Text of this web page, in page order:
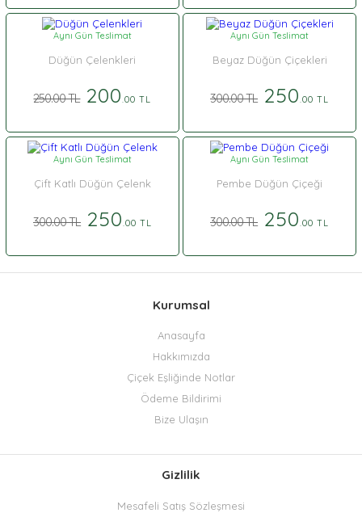
Aynı Gün Teslimat
Düğün Çelenkleri
250.00 TL200 .00 TL
Aynı Gün Teslimat
Beyaz Düğün Çiçekleri
300.00 TL 250 .00 TL
Aynı Gün Teslimat
Çift Katlı Düğün Çelenk
300.00 TL250 .00 TL
Aynı Gün Teslimat
Pembe Düğün Çiçeği
300.00 TL 250 .00 TL
Kurumsal
Anasayfa
Hakkımızda
Çiçek Eşliğinde Notlar
Ödeme Bildirimi
Bize Ulaşın
Gizlilik
Mesafeli Satış Sözleşmesi